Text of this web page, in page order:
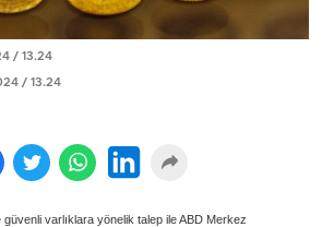
/ 13.24
/ 13.24
güvenli varlıklara yönelik talep ile ABD Merkez